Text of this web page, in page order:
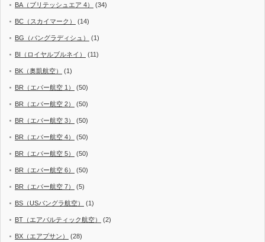
BA（ブリテッシュエア 4） (34)
BC（スカイマーク） (14)
BG（バングラディシュ） (1)
BI（ロイヤルブルネイ） (11)
BK（奥凱航空） (1)
BR（エバー航空 1） (50)
BR（エバー航空 2） (50)
BR（エバー航空 3） (50)
BR（エバー航空 4） (50)
BR（エバー航空 5） (50)
BR（エバー航空 6） (50)
BR（エバー航空 7） (5)
BS（USバングラ航空） (1)
BT（エアバルティック航空） (2)
BX（エアプサン） (28)